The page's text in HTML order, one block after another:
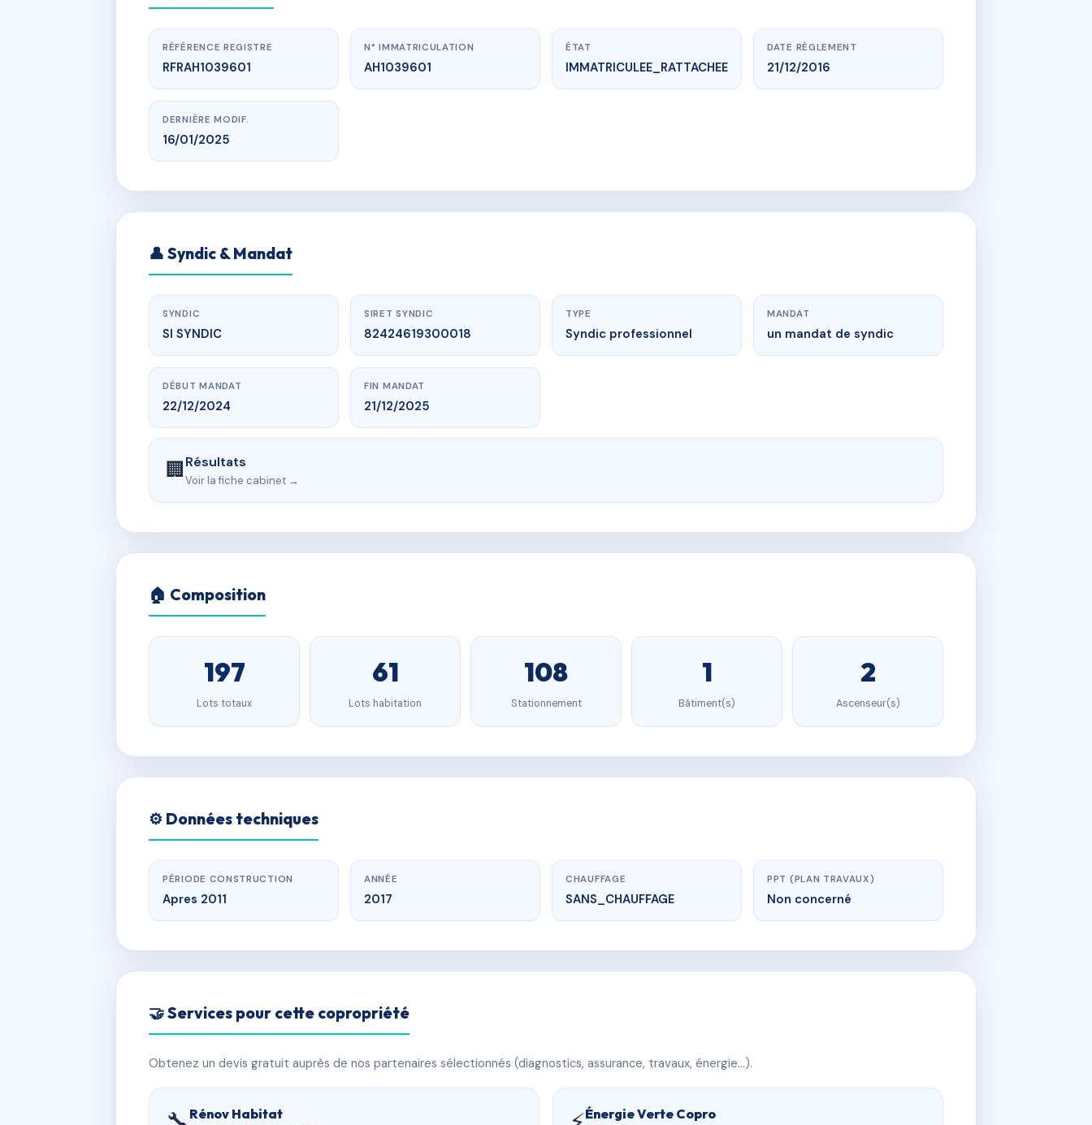
RÉFÉRENCE REGISTRE
RFRAH1039601
N° IMMATRICULATION
AH1039601
ÉTAT
IMMATRICULEE_RATTACHEE
DATE RÈGLEMENT
21/12/2016
DERNIÈRE MODIF.
16/01/2025
👤 Syndic & Mandat
SYNDIC
SI SYNDIC
SIRET SYNDIC
82424619300018
TYPE
Syndic professionnel
MANDAT
un mandat de syndic
DÉBUT MANDAT
22/12/2024
FIN MANDAT
21/12/2025
🏢Résultats
Voir la fiche cabinet →
🏠 Composition
197
Lots totaux
61
Lots habitation
108
Stationnement
1
Bâtiment(s)
2
Ascenseur(s)
⚙️ Données techniques
PÉRIODE CONSTRUCTION
Apres 2011
ANNÉE
2017
CHAUFFAGE
SANS_CHAUFFAGE
PPT (PLAN TRAVAUX)
Non concerné
🤝 Services pour cette copropriété
Obtenez un devis gratuit auprès de nos partenaires sélectionnés (diagnostics, assurance, travaux, énergie…).
Rénov Habitat Énergie Verte Copro